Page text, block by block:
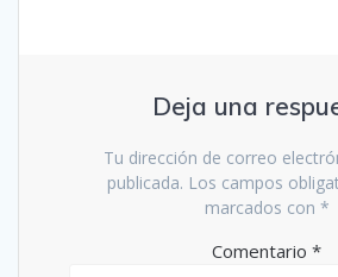
Deja una
Tu dirección de correo
publicada. Los campos
marcados con *
Comentario *